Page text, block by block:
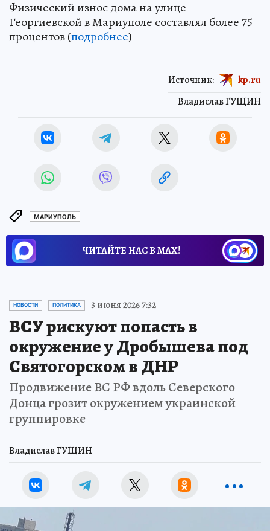
Физический износ дома на улице
Георгиевской в Мариуполе составлял более 75
процентов (подробнее)
Владислав ГУЩИН
Источник: kp.ru
МАРИУПОЛЬ
ЧИТАЙТЕ НАС В МАХ!
НОВОСТИ ПОЛИТИКА 3 июня 2026 7:32
ВСУ рискуют попасть в
окружение у Дробышева под
Святогорском в ДНР
Продвижение ВС РФ вдоль Северского
Донца грозит окружением украинской
группировке
Владислав ГУЩИН